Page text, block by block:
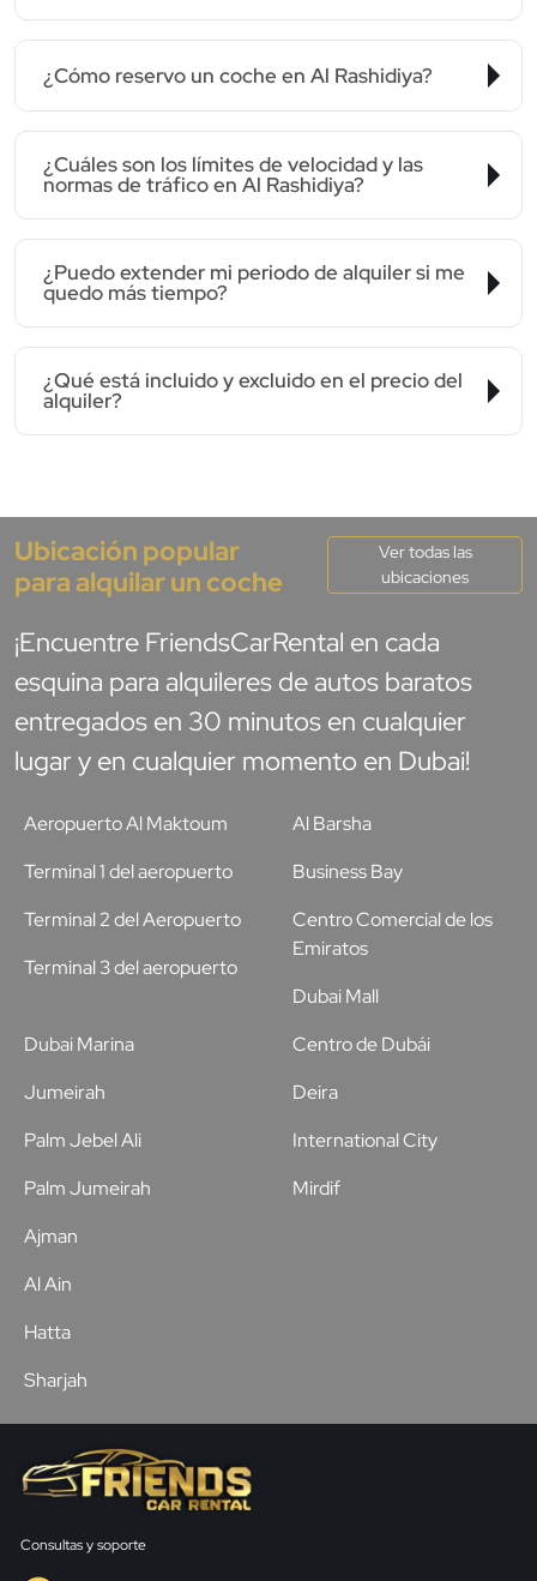
¿Cómo reservo un coche en Al Rashidiya?
¿Cuáles son los límites de velocidad y las
normas de tráfico en Al Rashidiya?
¿Puedo extender mi periodo de alquiler si me
quedo más tiempo?
¿Qué está incluido y excluido en el precio del
alquiler?
Ubicación popular
para alquilar un coche
Ver todas las
ubicaciones
¡Encuentre FriendsCarRental en cada
esquina para alquileres de autos baratos
entregados en 30 minutos en cualquier
lugar y en cualquier momento en Dubai!
Aeropuerto Al Maktoum
Terminal 1 del aeropuerto
Terminal 2 del Aeropuerto
Terminal 3 del aeropuerto
Al Barsha
Business Bay
Centro Comercial de los
Emiratos
Dubai Mall
Dubai Marina
Jumeirah
Palm Jebel Ali
Palm Jumeirah
Centro de Dubái
Deira
International City
Mirdif
Ajman
Al Ain
Hatta
Sharjah
Consultas y soporte